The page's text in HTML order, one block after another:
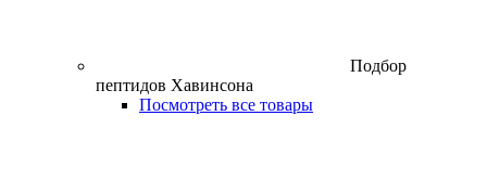
Подбор
пептидов Хавинсона
Посмотреть все товары